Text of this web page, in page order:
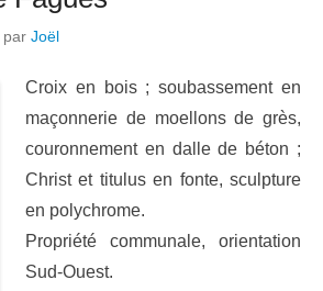
par Joël
Croix en bois ; soubassement en
maçonnerie de moellons de grès,
couronnement en dalle de béton ;
Christ et titulus en fonte, sculpture
en polychrome.
Propriété communale, orientation
Sud-Ouest.